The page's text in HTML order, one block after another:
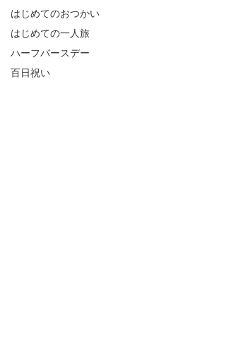
はじめてのおつかい
はじめての一人旅
ハーフバースデー
百日祝い